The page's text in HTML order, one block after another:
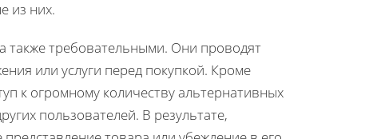
из них.
также требовательными. Они проводят
или услуги перед покупкой. Кроме
к огромному количеству альтернативных
пользователей. В результате,